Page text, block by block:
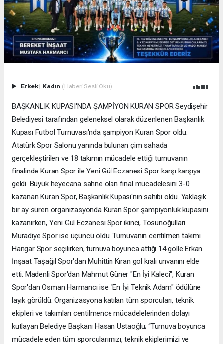
Erkek| Kadın (Haberi Sesli Oku)
BAŞKANLIK KUPASI'NDA ŞAMPİYON KURAN SPOR Seydişehir
Belediyesi tarafından geleneksel olarak düzenlenen Başkanlık
Kupası Futbol Turnuvası'nda şampiyon Kuran Spor oldu.
Atatürk Spor Salonu yanında bulunan çim sahada
gerçekleştirilen ve 18 takımın mücadele ettiği turnuvanın
finalinde Kuran Spor ile Yeni Gül Eczanesi Spor karşı karşıya
geldi. Büyük heyecana sahne olan final mücadelesini 3-0
kazanan Kuran Spor, Başkanlık Kupası'nın sahibi oldu. Yaklaşık
bir ay süren organizasyonda Kuran Spor şampiyonluk kupasını
kazanırken, Yeni Gül Eczanesi Spor ikinci, Tosunoğulları
Muradiye Spor ise üçüncü oldu. Turnuvanın centilmen takımı
Hangar Spor seçilirken, turnuva boyunca attığı 14 golle Erkan
İnşaat Taşağıl Spor'dan Muhittin Kıran gol kralı unvanını elde
etti. Madenli Spor'dan Mahmut Güner "En İyi Kaleci", Kuran
Spor'dan Osman Harmancı ise "En İyi Teknik Adam" ödülüne
layık görüldü. Organizasyona katılan tüm sporcuları, teknik
ekipleri ve takımları centilmence mücadelelerinden dolayı
kutlayan Belediye Başkanı Hasan Ustaoğlu; “Turnuva boyunca
mücadele eden tüm sporcularımızı, teknik ekiplerimizi ve